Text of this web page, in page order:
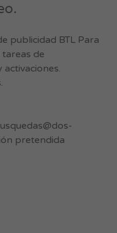
publicidad BTL Para
de
pretendida